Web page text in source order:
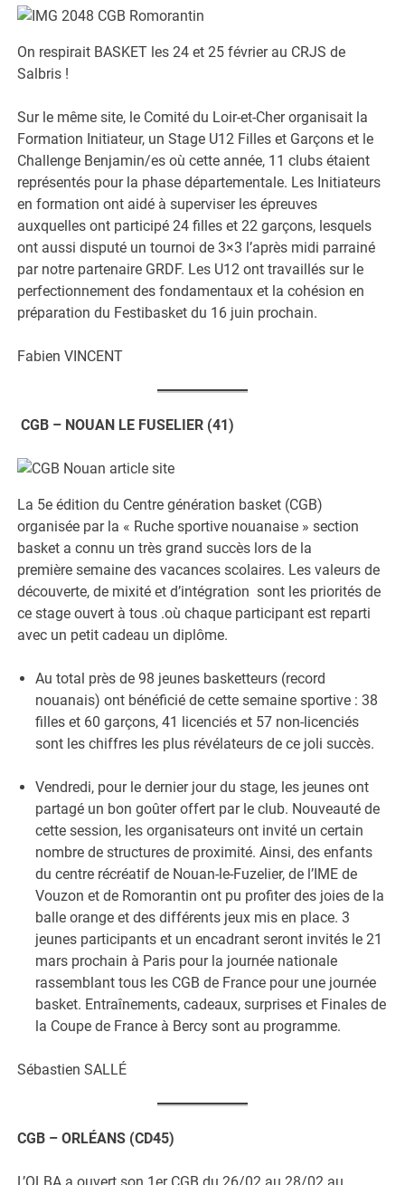
On respirait BASKET les 24 et 25 février au CRJS de
Salbris !
Sur le même site, le Comité du Loir-et-Cher organisait la
Formation Initiateur, un Stage U12 Filles et Garçons et le
Challenge Benjamin/es où cette année, 11 clubs étaient
représentés pour la phase départementale. Les Initiateurs
en formation ont aidé à superviser les épreuves
auxquelles ont participé 24 filles et 22 garçons, lesquels
ont aussi disputé un tournoi de 3×3 l’après midi parrainé
par notre partenaire GRDF. Les U12 ont travaillés sur le
perfectionnement des fondamentaux et la cohésion en
préparation du Festibasket du 16 juin prochain.
Fabien VINCENT
CGB – NOUAN LE FUSELIER (41)
La 5e édition du Centre génération basket (CGB)
organisée par la « Ruche sportive nouanaise » section
basket a connu un très grand succès lors de la
première semaine des vacances scolaires. Les valeurs de
découverte, de mixité et d’intégration sont les priorités de
ce stage ouvert à tous .où chaque participant est reparti
avec un petit cadeau un diplôme.
Au total près de 98 jeunes basketteurs (record
nouanais) ont bénéficié de cette semaine sportive : 38
filles et 60 garçons, 41 licenciés et 57 non-licenciés
sont les chiffres les plus révélateurs de ce joli succès.
Vendredi, pour le dernier jour du stage, les jeunes ont
partagé un bon goûter offert par le club. Nouveauté de
cette session, les organisateurs ont invité un certain
nombre de structures de proximité. Ainsi, des enfants
du centre récréatif de Nouan-le-Fuzelier, de l’IME de
Vouzon et de Romorantin ont pu profiter des joies de la
balle orange et des différents jeux mis en place. 3
jeunes participants et un encadrant seront invités le 21
mars prochain à Paris pour la journée nationale
rassemblant tous les CGB de France pour une journée
basket. Entraînements, cadeaux, surprises et Finales de
la Coupe de France à Bercy sont au programme.
Sébastien SALLÉ
CGB – ORLÉANS (CD45)